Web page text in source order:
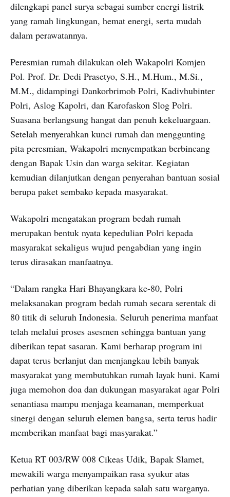
dilengkapi panel surya sebagai sumber energi listrik
yang ramah lingkungan, hemat energi, serta mudah
dalam perawatannya.
Peresmian rumah dilakukan oleh Wakapolri Komjen
Pol. Prof. Dr. Dedi Prasetyo, S.H., M.Hum., M.Si.,
M.M., didampingi Dankorbrimob Polri, Kadivhubinter
Polri, Aslog Kapolri, dan Karofaskon Slog Polri.
Suasana berlangsung hangat dan penuh kekeluargaan.
Setelah menyerahkan kunci rumah dan menggunting
pita peresmian, Wakapolri menyempatkan berbincang
dengan Bapak Usin dan warga sekitar. Kegiatan
kemudian dilanjutkan dengan penyerahan bantuan sosial
berupa paket sembako kepada masyarakat.
Wakapolri mengatakan program bedah rumah
merupakan bentuk nyata kepedulian Polri kepada
masyarakat sekaligus wujud pengabdian yang ingin
terus dirasakan manfaatnya.
“Dalam rangka Hari Bhayangkara ke-80, Polri
melaksanakan program bedah rumah secara serentak di
80 titik di seluruh Indonesia. Seluruh penerima manfaat
telah melalui proses asesmen sehingga bantuan yang
diberikan tepat sasaran. Kami berharap program ini
dapat terus berlanjut dan menjangkau lebih banyak
masyarakat yang membutuhkan rumah layak huni. Kami
juga memohon doa dan dukungan masyarakat agar Polri
senantiasa mampu menjaga keamanan, memperkuat
sinergi dengan seluruh elemen bangsa, serta terus hadir
memberikan manfaat bagi masyarakat.”
Ketua RT 003/RW 008 Cikeas Udik, Bapak Slamet,
mewakili warga menyampaikan rasa syukur atas
perhatian yang diberikan kepada salah satu warganya.